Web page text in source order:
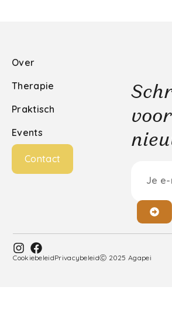
Over
Therapie
Praktisch
Events
Contact
CookiebeleidPrivacybeleidⒸ 2025 Agapei